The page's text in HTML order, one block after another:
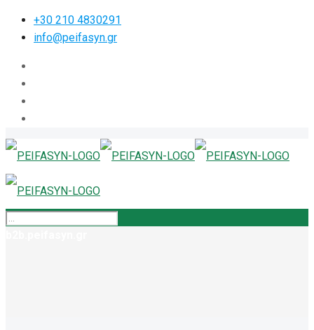
+30 210 4830291
info@peifasyn.gr